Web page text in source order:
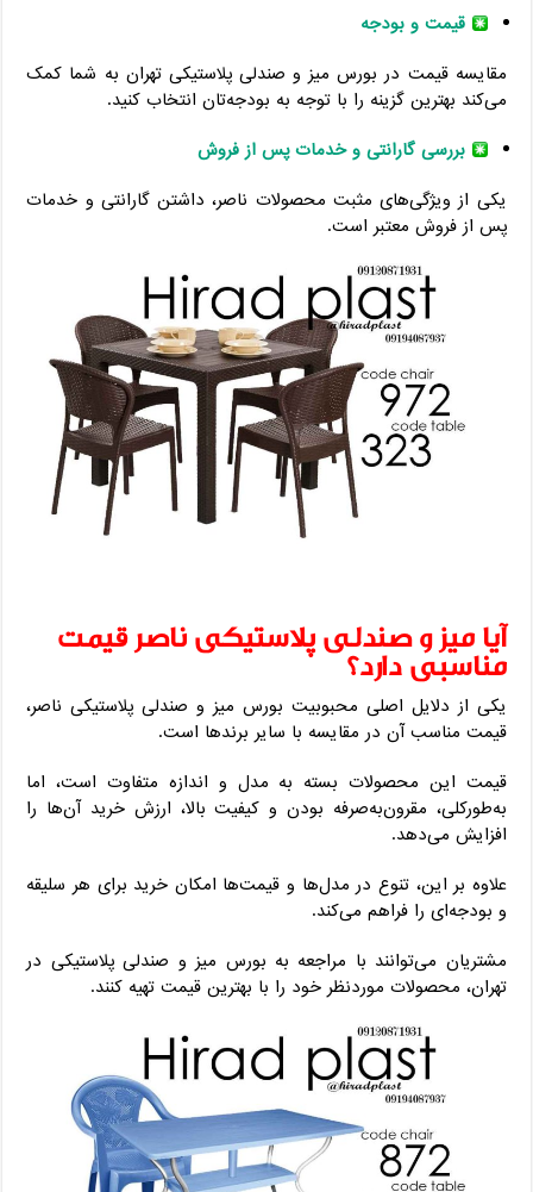
قیمت و بودجه
مقایسه قیمت در بورس میز و صندلی پلاستیکی تهران به شما کمک
می‌کند بهترین گزینه را با توجه به بودجه‌تان انتخاب کنید.
بررسی گارانتی و خدمات پس از فروش
یکی از ویژگی‌های مثبت محصولات ناصر، داشتن گارانتی و خدمات
پس از فروش معتبر است.
آیا میز و صندلی پلاستیکی ناصر قیمت
مناسبی دارد؟
یکی از دلایل اصلی محبوبیت بورس میز و صندلی پلاستیکی ناصر،
قیمت مناسب آن در مقایسه با سایر برندها است.
قیمت این محصولات بسته به مدل و اندازه متفاوت است، اما
به‌طورکلی، مقرون‌به‌صرفه بودن و کیفیت بالا، ارزش خرید آن‌ها را
افزایش می‌دهد.
علاوه بر این، تنوع در مدل‌ها و قیمت‌ها امکان خرید برای هر سلیقه
و بودجه‌ای را فراهم می‌کند.
مشتریان می‌توانند با مراجعه به بورس میز و صندلی پلاستیکی در
تهران، محصولات موردنظر خود را با بهترین قیمت تهیه کنند.